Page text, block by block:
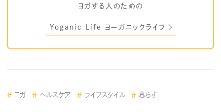
ヨガする人のための
Yoganic Life ヨーガニックライフ
ヨガ ヘルスケア ライフスタイル 暮らす